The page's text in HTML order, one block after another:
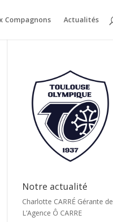
Compagnons Actualités
Notre actualité
Charlotte CARRÉ Gérante de
L’Agence Ô CARRE